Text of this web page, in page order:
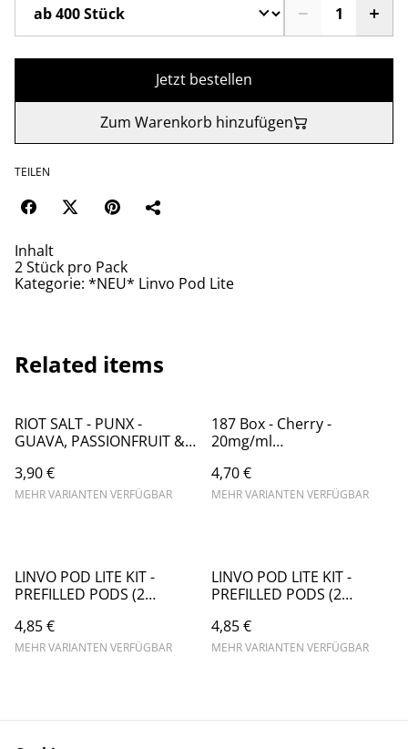
Jetzt bestellen
Zum Warenkorb hinzufügen
TEILEN
Inhalt
2 Stück pro Pack
Kategorie: *NEU* Linvo Pod Lite
Related items
RIOT SALT - PUNX -
GUAVA, PASSIONFRUIT &
SALT - 10ML //
STEUERWARE
3,90 €
MEHR VARIANTEN VERFÜGBAR
187 Box - Cherry -
20mg/ml
Steuerware
4,70 €
MEHR VARIANTEN VERFÜGBAR
LINVO POD LITE KIT -
PREFILLED PODS (2
20MG/ML // STEUERWARE
4,85 €
MEHR VARIANTEN VERFÜGBAR
LINVO POD LITE KIT -
PREFILLED PODS (2
20MG/ML // STEUERWARE
4,85 €
MEHR VARIANTEN VERFÜGBAR